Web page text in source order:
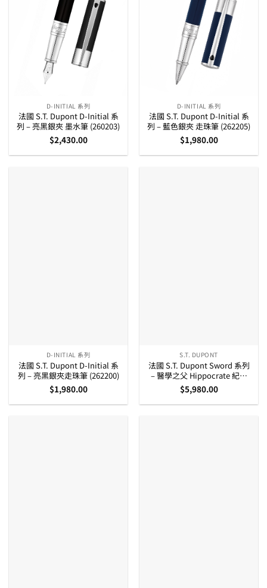
D-INITIAL 系列
法國 S.T. Dupont D-Initial 系
列 – 亮黑銀夾 墨水筆 (260203)
$2,430.00
D-INITIAL 系列
法國 S.T. Dupont D-Initial 系
列 – 藍色銀夾 走珠筆 (262205)
$1,980.00
D-INITIAL 系列
法國 S.T. Dupont D-Initial 系
列 – 亮黑銀夾走珠筆 (262200)
$1,980.00
S.T. DUPONT
法國 S.T. Dupont Sword 系列
– 醫學之父 Hippocrate 紀念
14K 金筆咀墨水筆 (290105)
$5,980.00